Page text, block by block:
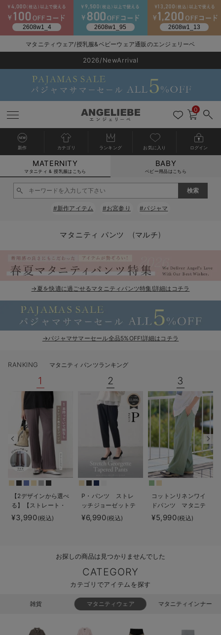
マタニティウェア全て
マタニティ ワンピース
マタニティ トップス
マタニティ アウター（コート）・ママコート
マタニティ 下着・インナー全て
授乳ブラ・マタニティブラ（マタニティインナー・産後用品）
マタニティ 授乳 キャミソール
産褥ショーツ
骨盤・マタニティベルト （妊娠中・産後）
産後 ガードル インナー
授乳服全て
マタニティ フォーマル全て
マタニティ スーツ
マタニティ フォーマル パンツ・ボトムス
授乳用品全て
妊婦用 抱き枕・授乳クッション
マタニティレッグウェア全て
マタニティストッキング・タイツ
マタニティ ボディケア全て
アウトレット全て
【アウトレット】ワンピース
【アウトレット】パジャマ
【アウトレット】インナー
【アウトレット】ベビー
特集全て
コットン素材
冷房対策
接触冷感素材
Tシャツブラ
親子セット
快適機能ウェア特集 トップス
快適機能ウェア特集 ボトムス
快適機能ウェア特集 パジャマ
erbaviva（エルバビーバ）
安心の日本製。先輩ママが買ってよかった！本当に必要な出産準備品
買って正解！高評価レビューアイテム
ロンパースはいつからいつまで使う？選ぶポイントも解説！
保育園・入園準備特集
再入荷全て
再入荷｜インナー
戻る
送料無料アイテム全て
ワンピース
スカート
パジャマ
雑貨
戻る
ブラキャミ おまとめ
戻る
【37周年祭セール】
【37周年祭セール】
戻る
気温差別オススメア
【15℃】3月下旬～
戻る
動きやすく着回しで
戻る
強撚スムース(コスパ
戻る
マタニティウェア
【おまとめ割】パジ
戻る
こだわりの履き心地
カジュアル
オフィス
戻る
ジャケット派
きれいめ美脚パンツ派
ツィード派
セットアップ派
戻る
出産準備応援割全て
マタニティパジャマ
戻る
【オフィスカジュア
戻る
レギンスタイプ
戻る
【フォーマル】ワン
戻る
【ベビー】長袖
戻る
ハンカチ
短肌着
セット
戻る
快適ウェア10%OFF
快適ウェア10%OFF
戻る
春のマタニティワン
セットアップ・ レイ
ジャンパースカート/
ワーク・オフィス
フォーマル / オケー
戻る
Gift Selection 出産
〜3,000円（税込）
10,001円（税込）〜
女の子におススメの
定番ギフト
何枚あっても嬉しい
長く使えるアイテム
お部屋映えアイテム
戻る
冬の冷え対策インナ
薄くてあったか
保温&リカバリー
レギンス・タイツ
あったか度◎
戻る
入院準備の持ち物チ
入院してすぐ使うグ
戻る
冬のあったか特集全て
【冬のあったか特集
【冬のあったか特集
マタニティウェア/授乳服&ベビーウェア通販のエンジェリーベ
2026/NewArrival
送料495円(一部地域を除く) 7,700円以上で送料無料
LINE お友達登録で500円OFF click
0
新作 カテゴリ ランキング お気に入り ログイン
MATERNITY
マタニティ & 授乳服はこちら
BABY
ベビー用品はこちら
#新作アイテム #お宮参り #パジャマ
マタニティ パンツ (マルチ)
→夏を快適に過ごせるマタニティパンツ特集!詳細はコチラ
→パジャマサマーセール全品5%OFF!詳細はコチラ
RANKING マタニティ パンツランキング
1
【2デザインから選べ
る】【ストレート・
ワイド】らくちん綿
混ストレッチリブパ
¥3,990(税込)
2
P・パンツ ストレ
ッチジョーゼットテ
ーパード
¥6,990(税込)
3
コットンリネンワイ
ドパンツ マタニテ
ィ・産後【出産後も
長く使える】
¥5,990(税込)
お探しの商品は見つかりませんでした
CATEGORY
カテゴリでアイテムを探す
雑貨 マタニティウェア マタニティインナー
カートに入れる
閉じる